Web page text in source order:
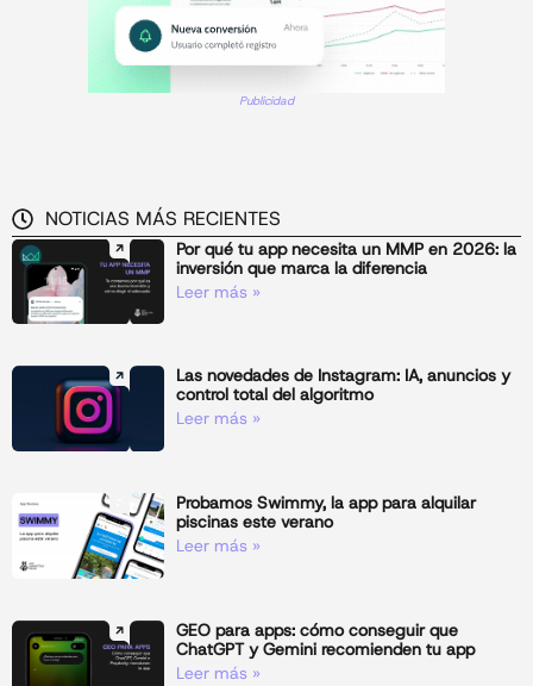
Publicidad
NOTICIAS MÁS RECIENTES
Por qué tu app necesita un MMP en 2026: la
inversión que marca la diferencia
Leer más »
Las novedades de Instagram: IA, anuncios y
control total del algoritmo
Leer más »
Probamos Swimmy, la app para alquilar
piscinas este verano
Leer más »
GEO para apps: cómo conseguir que
ChatGPT y Gemini recomienden tu app
Leer más »